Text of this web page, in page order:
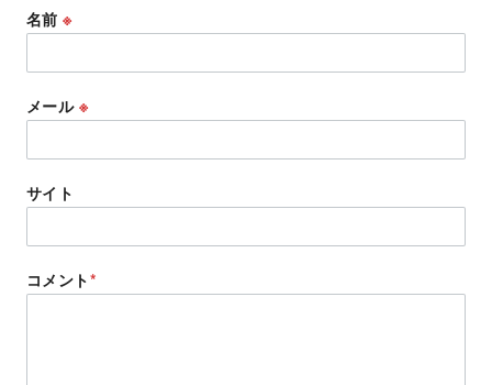
名前※
メール ※
サイト
コメント*